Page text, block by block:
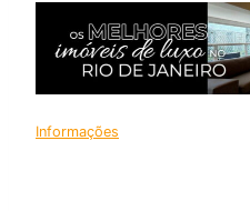
Informações